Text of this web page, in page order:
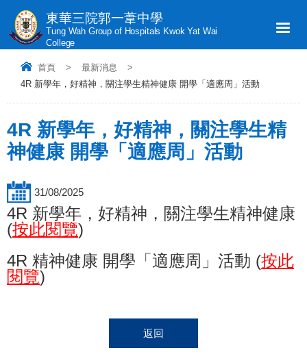
東華三院郭一葦中學
Tung Wah Group of Hospitals Kwok Yat Wai
College
首頁 > 最新消息
>
4R 新學年，好精神，關注學生精神健康 開學「適應周」活動
4R 新學年，好精神，關注學生精
神健康 開學「適應周」活動
31/08/2025
4R 新學年，好精神，關注學生精神健康
(按此閱覽)
4R 精神健康 開學「適應周」活動 (按此
閱覽)
返回